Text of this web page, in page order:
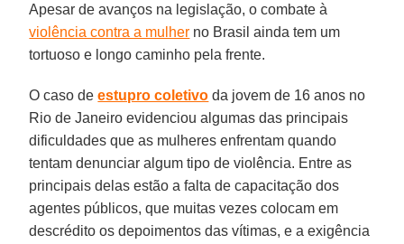
Apesar de avanços na legislação, o combate à
violência contra a mulher no Brasil ainda tem um
tortuoso e longo caminho pela frente.
O caso deestupro coletivo da jovem de 16 anos no
Rio de Janeiro evidenciou algumas das principais
dificuldades que as mulheres enfrentam quando
tentam denunciar algum tipo de violência. Entre as
principais delas estão a falta de capacitação dos
agentes públicos, que muitas vezes colocam em
descrédito os depoimentos das vítimas, e a exigência